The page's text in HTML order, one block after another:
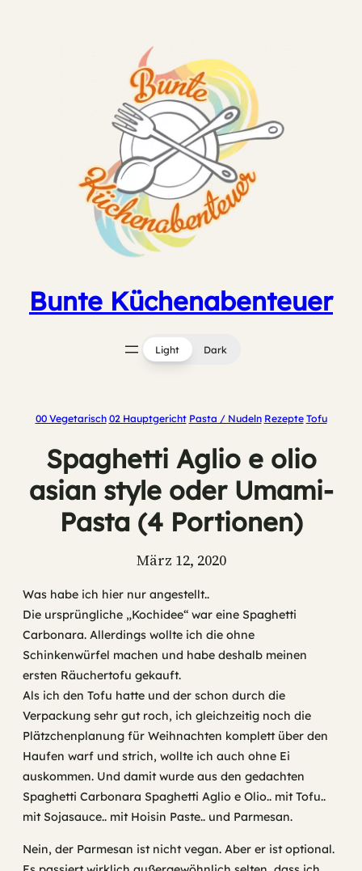
Bunte Küchenabenteuer
Light Dark
00 Vegetarisch 02 Hauptgericht Pasta / Nudeln Rezepte Tofu
Spaghetti Aglio e olio
asian style oder Umami-
Pasta (4 Portionen)
März 12, 2020
Was habe ich hier nur angestellt..
Die ursprüngliche „Kochidee“ war eine Spaghetti
Carbonara. Allerdings wollte ich die ohne
Schinkenwürfel machen und habe deshalb meinen
ersten Räuchertofu gekauft.
Als ich den Tofu hatte und der schon durch die
Verpackung sehr gut roch, ich gleichzeitig noch die
Plätzchenplanung für Weihnachten komplett über den
Haufen warf und strich, wollte ich auch ohne Ei
auskommen. Und damit wurde aus den gedachten
Spaghetti Carbonara Spaghetti Aglio e Olio.. mit Tofu..
mit Sojasauce.. mit Hoisin Paste.. und Parmesan.
Nein, der Parmesan ist nicht vegan. Aber er ist optional.